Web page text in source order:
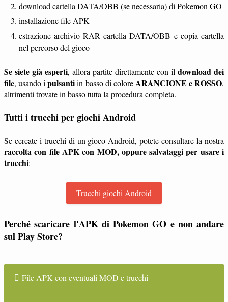
download cartella DATA/OBB (se necessaria) di Pokemon GO
installazione file APK
estrazione archivio RAR cartella DATA/OBB e copia cartella
nel percorso del gioco
Se siete già esperti, allora partite direttamente con il download dei
file, usando ipulsantiin basso di coloreARANCIONE e ROSSO,
altrimenti trovate in basso tutta la procedura completa.
Tutti i trucchi per giochi Android
Se cercate i trucchi di un gioco Android, potete consultare la nostra
raccolta con file APK con MOD, oppure salvataggi per usare i
trucchi:
Trucchi giochi Android
Perché scaricare l'APK di Pokemon GO e non andare
sul Play Store?
File APK con eventuali MOD e trucchi